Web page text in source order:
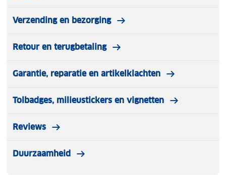
Verzending en bezorging
Retour en terugbetaling
Garantie, reparatie en artikelklachten
Tolbadges, milieustickers en vignetten
Reviews
Duurzaamheid